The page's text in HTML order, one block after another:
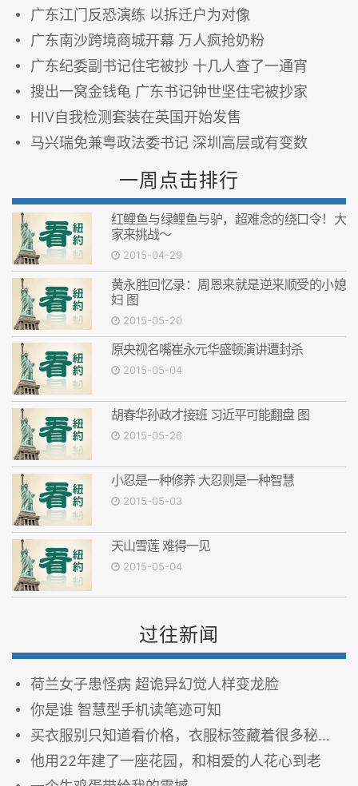
广东江门反恐演练 以拆迁户为对像
广东南沙跨境商城开幕 万人疯抢奶粉
广东纪委副书记住宅被抄 十几人查了一通宵
搜出一窝金钱龟 广东书记钟世坚住宅被抄家
HIV自我检测套装在英国开始发售
马兴瑞免兼粤政法委书记 深圳高层或有变数
一周点击排行
红鲤鱼与绿鲤鱼与驴，超难念的绕口令！大
家来挑战～
2015-04-29
黄永胜回忆录：周恩来就是逆来顺受的小媳
妇 图
2015-05-20
原央视名嘴崔永元华盛顿演讲遭封杀
2015-05-04
胡春华孙政才接班 习近平可能翻盘 图
2015-05-26
小忍是一种修养 大忍则是一种智慧
2015-05-03
天山雪莲 难得一见
2015-05-04
过往新闻
荷兰女子患怪病 超诡异幻觉人样变龙脸
你是谁 智慧型手机读笔迹可知
买衣服别只知道看价格，衣服标签藏着很多秘密！
他用22年建了一座花园，和相爱的人花心到老